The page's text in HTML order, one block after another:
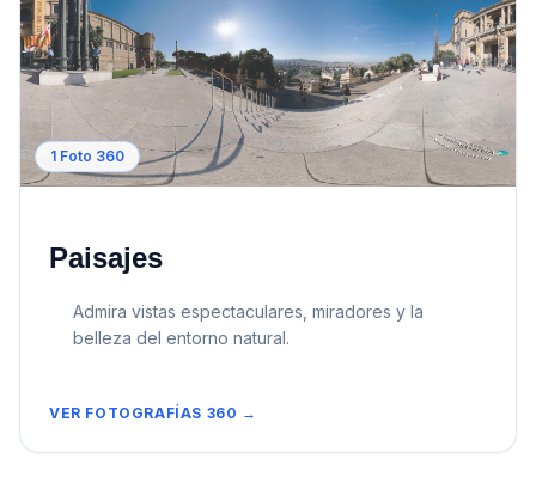
1 Foto 360
Paisajes
Admira vistas espectaculares, miradores y la
belleza del entorno natural.
VER FOTOGRAFÍAS 360 →